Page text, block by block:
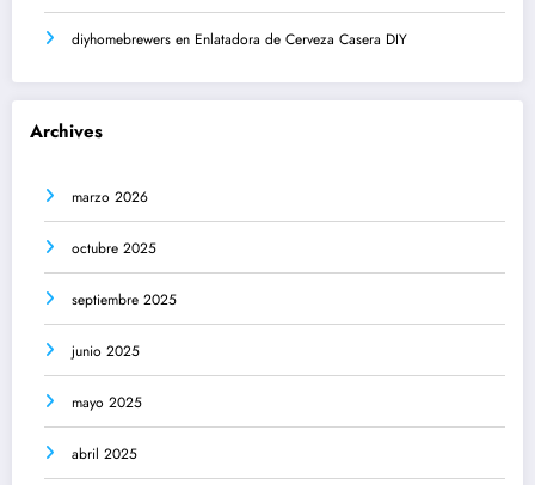
diyhomebrewers en Enlatadora de Cerveza Casera DIY
Archives
marzo 2026
octubre 2025
septiembre 2025
junio 2025
mayo 2025
abril 2025